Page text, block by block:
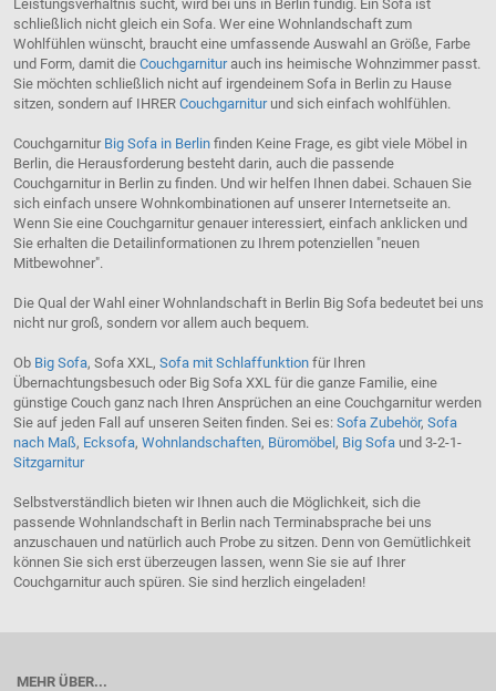
Leistungsverhältnis sucht, wird bei uns in Berlin fündig. Ein Sofa ist
schließlich nicht gleich ein Sofa. Wer eine Wohnlandschaft zum
Wohlfühlen wünscht, braucht eine umfassende Auswahl an Größe, Farbe
und Form, damit die Couchgarniturauch ins heimische Wohnzimmer passt.
Sie möchten schließlich nicht auf irgendeinem Sofa in Berlin zu Hause
sitzen, sondern auf IHRER Couchgarniturund sich einfach wohlfühlen.
Couchgarnitur Big Sofa in Berlinfinden Keine Frage, es gibt viele Möbel in
Berlin, die Herausforderung besteht darin, auch die passende
Couchgarnitur in Berlin zu finden. Und wir helfen Ihnen dabei. Schauen Sie
sich einfach unsere Wohnkombinationen auf unserer Internetseite an.
Wenn Sie eine Couchgarnitur genauer interessiert, einfach anklicken und
Sie erhalten die Detailinformationen zu Ihrem potenziellen "neuen
Mitbewohner".
Die Qual der Wahl einer Wohnlandschaft in Berlin Big Sofa bedeutet bei uns
nicht nur groß, sondern vor allem auch bequem.
Ob Big Sofa, Sofa XXL, Sofa mit Schlaffunktionfür Ihren
Übernachtungsbesuch oder Big Sofa XXL für die ganze Familie, eine
günstige Couch ganz nach Ihren Ansprüchen an eine Couchgarnitur werden
Sie auf jeden Fall auf unseren Seiten finden. Sei es: Sofa Zubehör, Sofa
nach Maß, Ecksofa, Wohnlandschaften, Büromöbel , Big Sofaund 3-2-1-
Sitzgarnitur
Selbstverständlich bieten wir Ihnen auch die Möglichkeit, sich die
passende Wohnlandschaft in Berlin nach Terminabsprache bei uns
anzuschauen und natürlich auch Probe zu sitzen. Denn von Gemütlichkeit
können Sie sich erst überzeugen lassen, wenn Sie sie auf Ihrer
Couchgarnitur auch spüren. Sie sind herzlich eingeladen!
MEHR ÜBER...